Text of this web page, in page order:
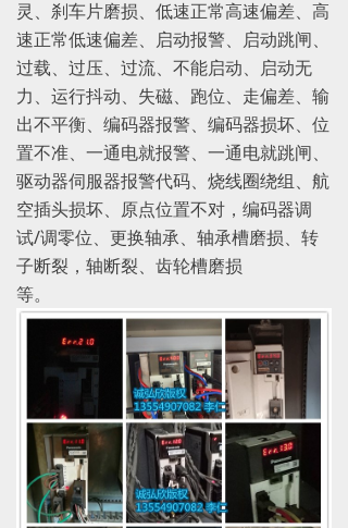
灵、刹车片磨损、低速正常高速偏差、高
速正常低速偏差、启动报警、启动跳闸、
过载、过压、过流、不能启动、启动无
力、运行抖动、失磁、跑位、走偏差、输
出不平衡、编码器报警、编码器损坏、位
置不准、一通电就报警、一通电就跳闸、
驱动器伺服器报警代码、烧线圈绕组、航
空插头损坏、原点位置不对，编码器调
试/调零位、更换轴承、轴承槽磨损、转
子断裂，轴断裂、齿轮槽磨损
等。